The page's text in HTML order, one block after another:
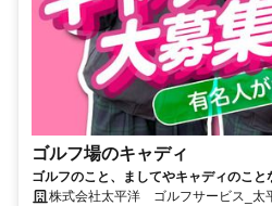
ゴルフ場のキャディ
ゴルフのこと、ましてやキャディのこ
んなにこの仕事が好きになるなんて…。
株式会社太平洋 ゴルフサービス_